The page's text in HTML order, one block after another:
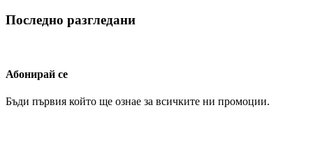
Последно разгледани
Абонирай се
Бъди първия който ще ознае за всичките ни промоции.